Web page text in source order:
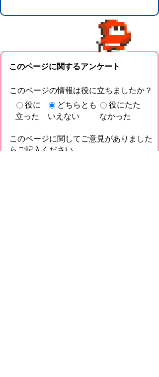
このページに関するアンケート
このページの情報は役に立ちましたか？
役に
立った
どちらとも
いえない
役にたた
なかった
このページに関してご意見がありました
らご記入ください。